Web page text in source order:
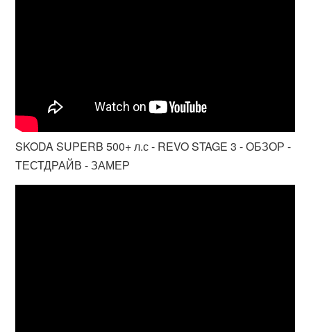
SKODA SUPERB 500+ л.с - REVO STAGE 3 - ОБЗОР -
ТЕСТДРАЙВ - ЗАМЕР